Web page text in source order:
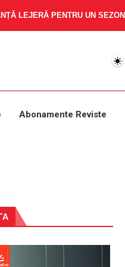
LEJERĂ PENTRU UN
Abonamente Reviste